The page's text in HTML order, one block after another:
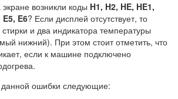
возникли коды H1, H2, HE, HE1,
E5, E6? Если дисплей отсутствует, то
и два индикатора температуры
нижний). При этом стоит отметить, что
если к машине подключено
ошибки следующие: